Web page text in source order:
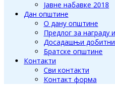
Јавне набавке 2018
Дан општине
О дану општине
Предлог за награду
Досадашњи
Братске општине
Контакти
Сви контакти
Контакт форма